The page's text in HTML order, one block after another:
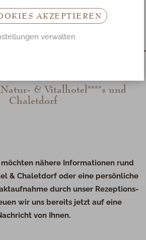
& Anreise
Natur- & Vitalhotel****s und
Chaletdorf
nähere Informationen rund
& Chaletdorf oder eine persönliche
durch unser Rezeptions-
wir uns bereits jetzt auf eine
von Ihnen.
AKZEPTIEREN
verwalten